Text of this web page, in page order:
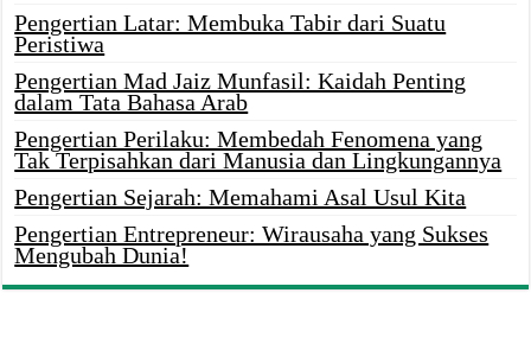
Pengertian Latar: Membuka Tabir dari Suatu
Peristiwa
Pengertian Mad Jaiz Munfasil: Kaidah Penting
dalam Tata Bahasa Arab
Pengertian Perilaku: Membedah Fenomena yang
Tak Terpisahkan dari Manusia dan Lingkungannya
Pengertian Sejarah: Memahami Asal Usul Kita
Pengertian Entrepreneur: Wirausaha yang Sukses
Mengubah Dunia!